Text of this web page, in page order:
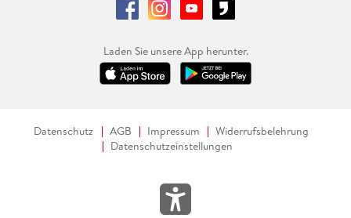
Laden Sie unsere App herunter.
Datenschutz AGB Impressum
Widerrufsbelehrung
Datenschutzeinstellungen